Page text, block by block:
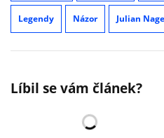
Legendy Názor Julian
Líbil se vám článek?